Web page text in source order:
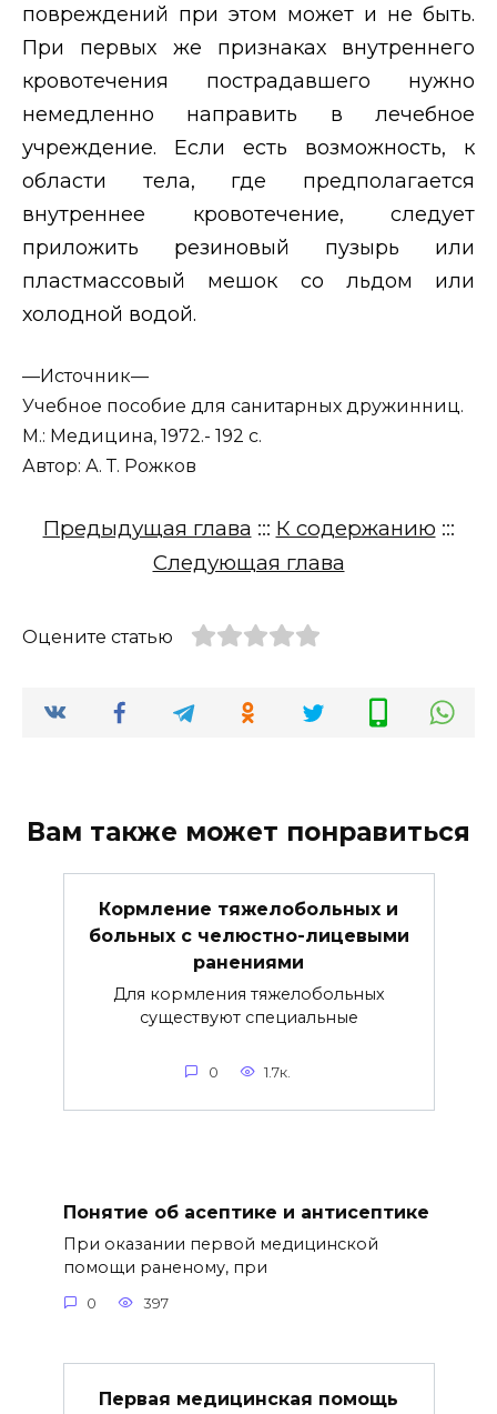
повреждений при этом может и не быть.
При первых же признаках внутреннего
кровотечения пострадавшего нужно
немедленно направить в лечебное
учреждение. Если есть возможность, к
области тела, где предполагается
внутреннее кровотечение, следует
приложить резиновый пузырь или
пластмассовый мешок со льдом или
холодной водой.
—Источник—
Учебное пособие для санитарных дружинниц.
М.: Медицина, 1972.- 192 с.
Автор: А. Т. Рожков
Предыдущая глава ::: К содержанию :::
Следующая глава
Оцените статью
Вам также может понравиться
Кормление тяжелобольных и
больных с челюстно-лицевыми
ранениями
Для кормления тяжелобольных
существуют специальные
0 1.7к.
Понятие об асептике и антисептике
При оказании первой медицинской
помощи раненому, при
0 397
Первая медицинская помощь